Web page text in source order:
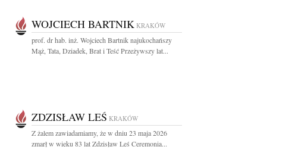
WOJCIECH BARTNIK KRAKÓW
prof. dr hab. inż. Wojciech Bartnik najukochańszy
Mąż, Tata, Dziadek, Brat i Teść Przeżywszy lat...
ZDZISŁAW LEŚ KRAKÓW
Z żalem zawiadamiamy, że w dniu 23 maja 2026
zmarł w wieku 83 lat Zdzisław Leś Ceremonia...